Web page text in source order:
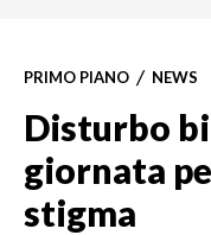
PRIMO PIANO NEWS
Disturbo
giornata
stigma